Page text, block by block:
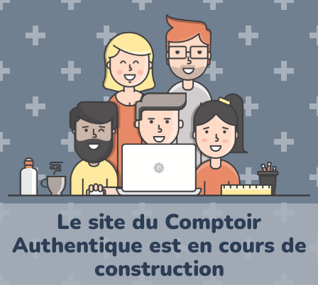
Le site du Comptoir
Authentique est en cours de
construction